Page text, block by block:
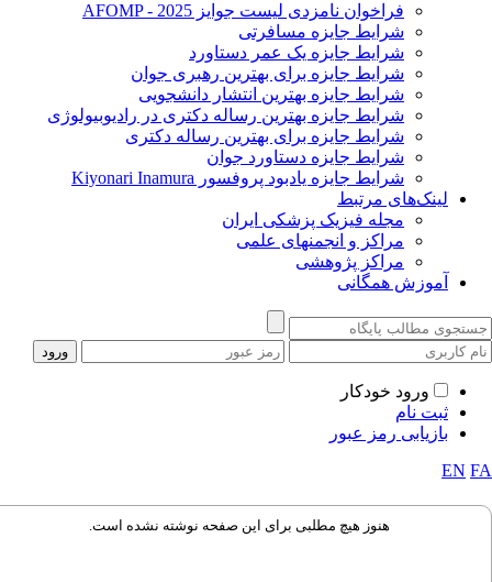
فراخوان نامزدی لیست جوایز AFOMP - 2025
شرایط جایزه مسافرتی
شرایط جایزه یک عمر دستاورد
شرایط جایزه برای بهترین رهبری جوان
شرایط جایزه بهترین انتشار دانشجویی
شرایط جایزه بهترین رساله دکتری در رادیوبیولوژی
شرایط جایزه برای بهترین رساله دکتری
شرایط جایزه دستاورد جوان
شرایط جایزه یادبود پروفسور Kiyonari Inamura
لینک‌های مرتبط
مجله فیزیک پزشکی ایران
مراکز و انجمنهای علمی
مراکز پژوهشی
آموزش همگانی
ورود خودکار
ثبت نام
بازیابی رمز عبور
EN
هنوز هیچ مطلبی برای این صفحه نوشته نشده است.